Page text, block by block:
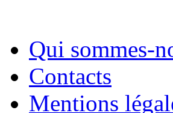
Qui sommes-
Contacts
Mentions